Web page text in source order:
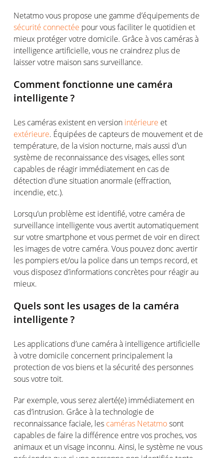
Netatmovous propose une gamme d’équipements de
sécurité connectée pourvousfaciliter le quotidien et
mieux protégervotre domicile. Grâce àvos camérasà
intelligence artificielle,vous ne craindrez plus de
laisservotre maisonsans surveillance.
Commentfonctionne une caméra
intelligente?
Les caméras existent enversion intérieure et
extérieure. Équipées de capteurs de mouvement et de
température, de la vision nocturne, maisaussi d’un
système de reconnaissance des visages, ellessont
capables de réagir immédiatement en cas de
détection d’une situationanormale (effraction,
incendie, etc.).
Lorsqu’un problème est identifié,votre caméra de
surveillance intelligente vousavertitautomatiquement
sur votre smartphone et vous permet de voir en direct
les images de votre caméra. Vous pouvez donc avertir
les pompiers et/ou la police dans un temps record, et
vous disposez d’informations concrètes pour réagirau
mieux.
Quels sont les usages de la caméra
intelligente?
Les applications d’une caméraà intelligence artificielle
àvotre domicile concernent principalement la
protection de vos biens et lasécurité des personnes
sousvotre toit.
Par exemple,vousserezalerté(e) immédiatement en
cas d’intrusion. Grâce à latechnologie de
reconnaissance faciale, les caméras Netatmosont
capables de faire la différence entre vos proches,vos
animaux et un visage inconnu. Ainsi, le système ne vous